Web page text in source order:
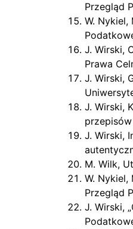
Przegląd
W. Nykiel,
J. Wirski,
Prawa
J. Wirski,
J. Wirski,
J. Wirski,
M. Wilk,
W.
Przegląd
J. Wirski,